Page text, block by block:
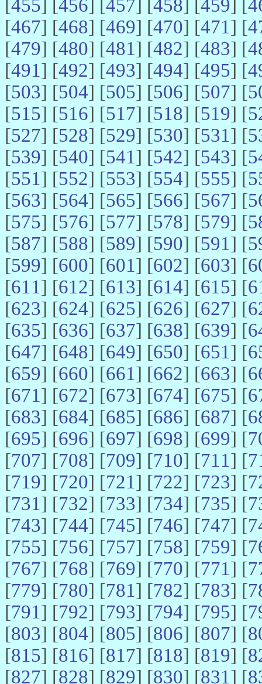
[455] [456] [457] [458] [459] [
[467] [468] [469] [470] [471] [
[479] [480] [481] [482] [483] [
[491] [492] [493] [494] [495] [
[503] [504] [505] [506] [507] [
[515] [516] [517] [518] [519] [
[527] [528] [529] [530] [531] [
[539] [540] [541] [542] [543] [
[551] [552] [553] [554] [555] [
[563] [564] [565] [566] [567] [
[575] [576] [577] [578] [579] [
[587] [588] [589] [590] [591] [
[599] [600] [601] [602] [603] [
[611] [612] [613] [614] [615] [
[623] [624] [625] [626] [627] [
[635] [636] [637] [638] [639] [
[647] [648] [649] [650] [651] [
[659] [660] [661] [662] [663] [
[671] [672] [673] [674] [675] [
[683] [684] [685] [686] [687] [
[695] [696] [697] [698] [699] [
[707] [708] [709] [710] [711] [
[719] [720] [721] [722] [723] [
[731] [732] [733] [734] [735] [
[743] [744] [745] [746] [747] [
[755] [756] [757] [758] [759] [
[767] [768] [769] [770] [771] [
[779] [780] [781] [782] [783] [
[791] [792] [793] [794] [795] [
[803] [804] [805] [806] [807] [
[815] [816] [817] [818] [819] [
[827] [828] [829] [830] [831] [